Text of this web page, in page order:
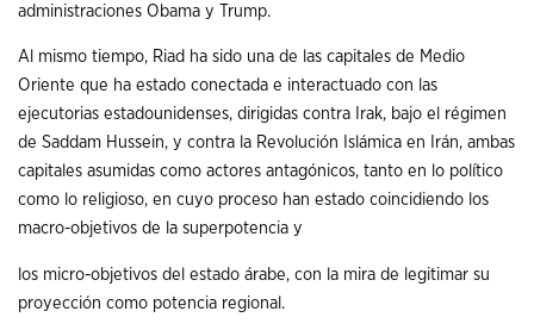
administraciones Obama y Trump.
Al mismo tiempo, Riad ha sido una de las capitales de Medio
Oriente que ha estado conectada e interactuado con las
ejecutorias estadounidenses, dirigidas contra Irak, bajo el régimen
de Saddam Hussein, y contra la Revolución Islámica en Irán, ambas
capitales asumidas como actores antagónicos, tanto en lo político
como lo religioso, en cuyo proceso han estado coincidiendo los
macro-objetivos de la superpotencia y
los micro-objetivos del estado árabe, con la mira de legitimar su
proyección como potencia regional.